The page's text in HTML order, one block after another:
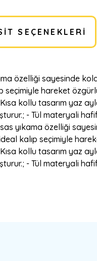
SEÇENEKLERI
özelliği sayesinde
hareket
kollu tasarım yaz
- Tül materyali
yıkama özelliği
kalıp seçimiyle
kollu tasarım yaz
- Tül materyali